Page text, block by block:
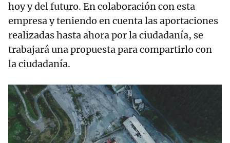
hoy y del futuro. En colaboración con esta
empresa y teniendo en cuenta las aportaciones
realizadas hasta ahora por la ciudadanía, se
trabajará una propuesta para compartirlo con
la ciudadanía.